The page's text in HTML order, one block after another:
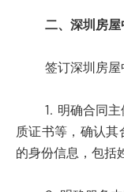
二、深圳房
签订深圳房屋中
1. 明确合同主体
质证书等，确认
的身份信息，包括